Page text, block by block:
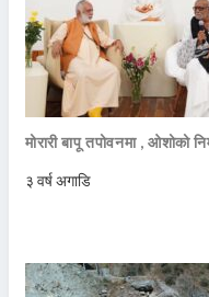
मोरारी बापू तपोवनमा , ओशोको
३ वर्ष अगाडि